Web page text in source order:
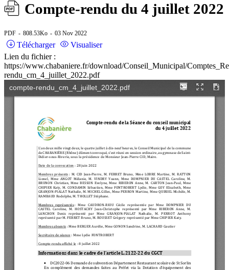
Compte-rendu du 4 juillet 2022
PDF 808.53Ko 03 Nov 2022
Télécharger
Visualiser
Lien du fichier :
https://www.chabaniere.fr/download/Conseil_Municipal/
rendu_cm_4_juillet_2022.pdf